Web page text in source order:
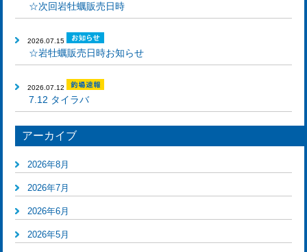
☆次回岩牡蠣販売日時
2026.07.15
☆岩牡蠣販売日時お知らせ
2026.07.12
7.12 タイラバ
アーカイブ
2026年8月
2026年7月
2026年6月
2026年5月